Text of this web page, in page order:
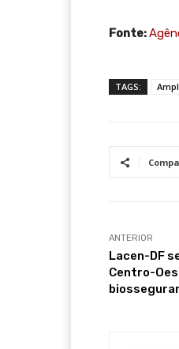
Fonte:
TAGS:
ANTERIOR
Lacen-DF
Centro-